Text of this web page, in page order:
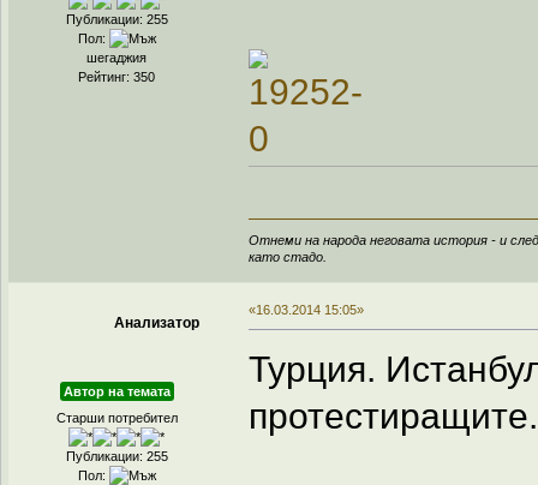
Публикации: 255
Пол:
шегаджия
Рейтинг: 350
Отнеми на народа неговата история - и
като стадо.
Анализатор
Автор на темата
Старши потребител
Публикации: 255
Пол:
«16.03.2014 15:05»
Турция.